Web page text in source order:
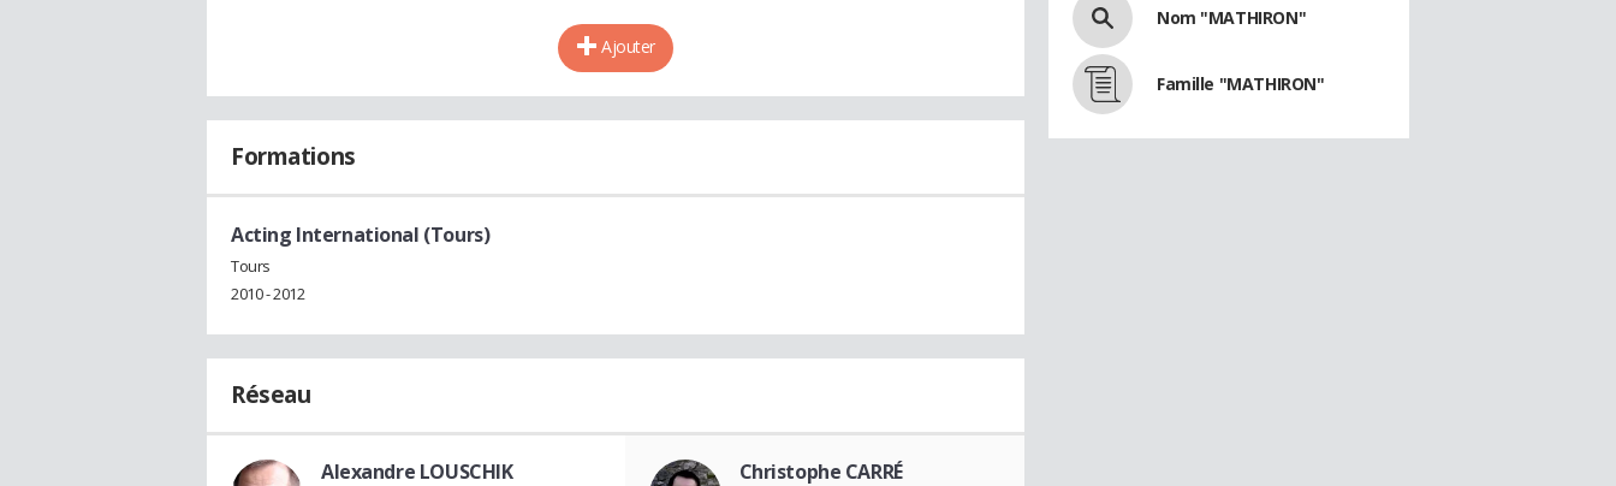
Ajouter
Formations
Acting International (Tours)
Tours
2010 - 2012
Réseau
Alexandre LOUSCHIK Christophe CARRÉ
Nom "MATHIRON"
Famille "MATHIRON"